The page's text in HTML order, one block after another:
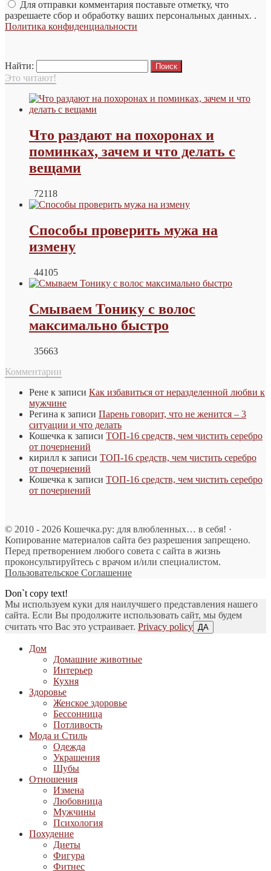
Для отправки комментария поставьте отметку, что
разрешаете сбор и обработку ваших персональных данных. .
Политика конфиденциальности
Найти:
Это читают!
Что раздают на похоронах и
поминках, зачем и что делать с
вещами
72118
Способы проверить мужа на
измену
44105
Смываем Тонику с волос
максимально быстро
35663
Комментарии
Рене к записи Как избавиться от неразделенной любви к
мужчине
Регина к записи Парень говорит, что не женится – 3
ситуации и что делать
Кошечка к записи ТОП-16 средств, чем чистить серебро
от почернений
кирилл к записи ТОП-16 средств, чем чистить серебро
от почернений
Кошечка к записи ТОП-16 средств, чем чистить серебро
от почернений
© 2010 - 2026 Кошечка.ру: для влюбленных… в себя! ·
Копирование материалов сайта без разрешения запрещено.
Перед претворением любого совета с сайта в жизнь
проконсультируйтесь с врачом и/или специалистом.
Пользовательское Соглашение
Don`t copy text!
Мы используем куки для наилучшего представления нашего
сайта. Если Вы продолжите использовать сайт, мы будем
считать что Вас это устраивает. Privacy policy ДА
Дом
Домашние животные
Интерьер
Кухня
Здоровье
Женское здоровье
Бессонница
Потливость
Мода и Стиль
Одежда
Украшения
Шубы
Отношения
Измена
Любовница
Мужчины
Психология
Похудение
Диеты
Фигура
Фитнес